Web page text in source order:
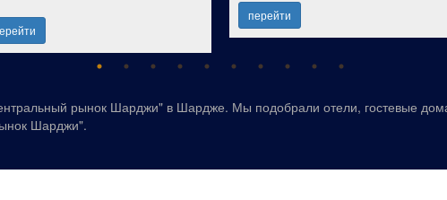
перейти
рынок Шарджи" в Шардже. Мы подобрали отели, гостевые
Шарджи".